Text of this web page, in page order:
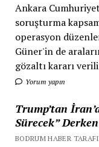
Ankara
soruşturma
operasyon
Güner'in de
gözaltı kararı
Yorum yapın
Trump’tan
Sürecek”
BODRUM HABER